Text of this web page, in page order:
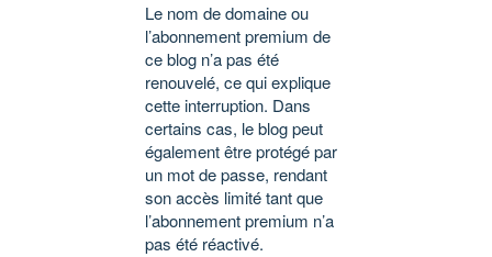
Le nom de domaine ou
l’abonnement premium de
ce blog n’a pas été
renouvelé, ce qui explique
cette interruption. Dans
certains cas, le blog peut
également être protégé par
un mot de passe, rendant
son accès limité tant que
l’abonnement premium n’a
pas été réactivé.